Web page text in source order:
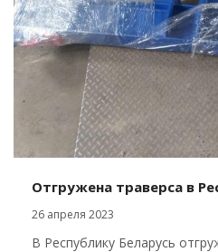
Отгружена траверса в
26 апреля 2023
В Республику Беларусь